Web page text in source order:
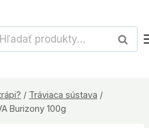
/ Tráviaca sústava /
Burizony 100g